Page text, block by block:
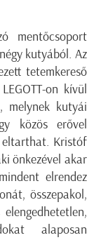
mentőcsoport
kutyából. Az
tetemkereső
on kívül
melynek kutyái
közös erővel
Kristóf
önkezével akar
elrendez
összepakol,
alaposan